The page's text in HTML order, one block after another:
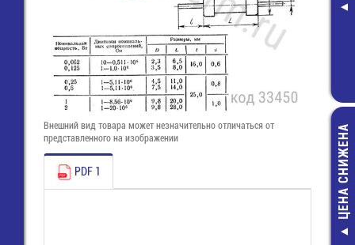
8pF
ЦЕНА СНИЖЕНА
Внешний вид товара может незначительно отличаться от
представленного на изображении
PDF 1